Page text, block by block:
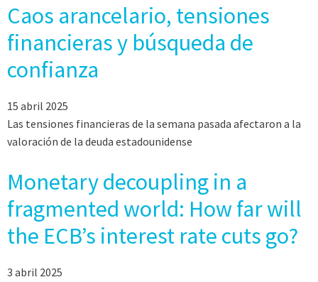
Caos arancelario, tensiones
financieras y búsqueda de
confianza
15 abril 2025
Las tensiones financieras de la semana pasada afectaron a la
valoración de la deuda estadounidense
Monetary decoupling in a
fragmented world: How far will
the ECB’s interest rate cuts go?
3 abril 2025